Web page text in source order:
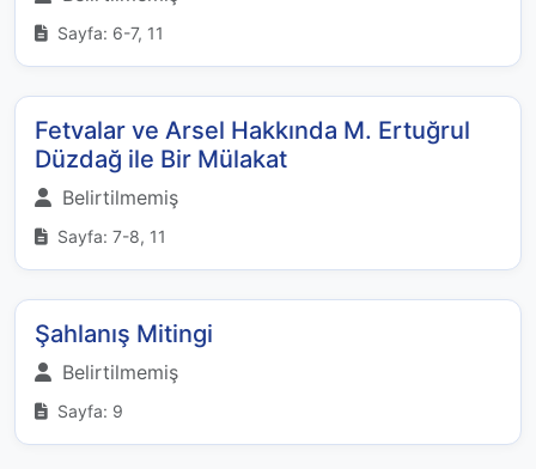
Sayfa: 6-7, 11
Fetvalar ve Arsel Hakkında M. Ertuğrul
Düzdağ ile Bir Mülakat
Belirtilmemiş
Sayfa: 7-8, 11
Şahlanış Mitingi
Belirtilmemiş
Sayfa: 9